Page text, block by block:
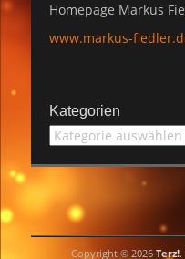
Homepage Markus
www.markus-
Kategorien
Kategorien
Copyright © 2026 Terz!